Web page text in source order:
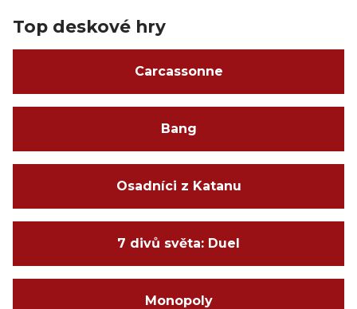
Top deskové hry
Carcassonne
Bang
Osadníci z Katanu
7 divů světa: Duel
Monopoly